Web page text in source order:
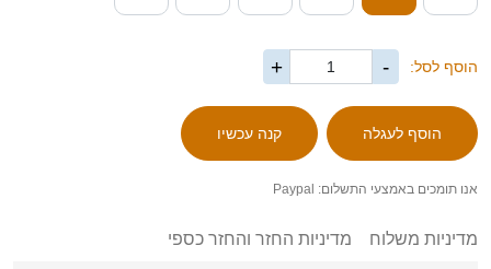
הוסף לסל: -
+
אנו תומכים באמצעי התשלום: Paypal
מדיניות משלוח מדיניות החזר והחזר כספי